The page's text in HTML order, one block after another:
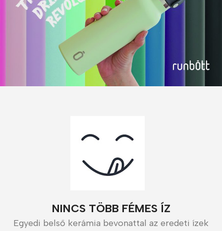
NINCS TÖBB FÉMES ÍZ
Egyedi belső kerámia bevonattal az eredeti ízek